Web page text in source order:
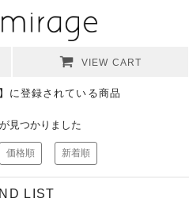
VIEW CART
に登録されている商品
見つかりました
価格順 新着順
LIST